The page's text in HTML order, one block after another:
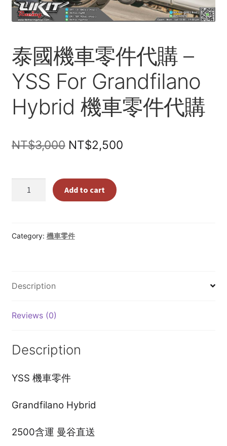
Terms and condition
UNIQLO Thailand × Stitch in Thailand 泰國限定聯
名系列
我的帳號
泰國外派企業內訓課程｜索取課程大綱，諮詢單填表
泰國工作商業
漫步泰國私房景點
結帳
Contact us
訂閱泰亮ing
泰國機車零件代購 –
YSS For Grandfilano
Hybrid 機車零件代購
NT$3,000 Original
was:
NT$3,000.
NT$2,500Current
零
–
For
機
零
代
quantity
Add to cart
Category: 機車零件
Description
Reviews (0)
Description
YSS 機車零件
Grandfilano Hybrid
2500含運 曼谷直送